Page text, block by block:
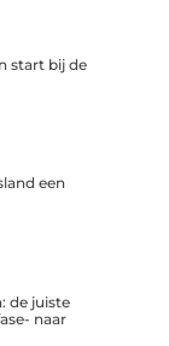
start bij de
een
de juiste
naar